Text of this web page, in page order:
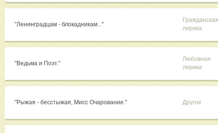
"Ленинградцам - блокадникам..."
Гражданская
лирика
"Ведьма и Поэт."
Любовная
лирика
"Рыжая - бесстыжая, Мисс Очарование." Другое